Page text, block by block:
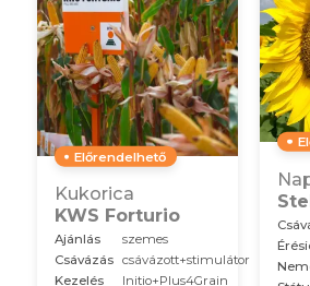
Előrendelhető
Kukorica
KWS Forturio
Ajánlás
szemes
Csávázás csávázott+stimulátor
Kezelés
Initio+Plus4Grain